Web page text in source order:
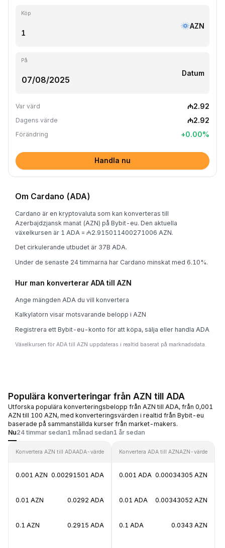
Köp
AZN
På
Datum
Var värd ₼2.92
Dagens värde ₼2.92
Förändring +0.00%
Handla nu
Om Cardano (ADA)
Cardano är en kryptovaluta som kan konverteras till
Azerbajdzjansk manat (AZN) på Bybit-eu. Den aktuella
växelkursen är 1 ADA = ₼2.915011400271006 AZN.
Det cirkulerande utbudet är 37B ADA.
Under de senaste 24 timmarna har Cardano minskat med 6.10%.
Hur man konverterar ADA till AZN
Ange mängden ADA du vill konvertera
Kalkylatorn visar motsvarande belopp i AZN
Registrera ett Bybit-eu-konto för att köpa, sälja eller handla ADA
Växelkursen för ADA till AZN uppdateras i realtid baserat på marknadsdata.
Populära konverteringar från AZN till ADA
Utforska populära konverteringsbelopp från AZN till ADA, från 0,001
AZN till 100 AZN, med konverteringsvärden i realtid från Bybit-eu
baserade på sammanställda kurser från market-makers.
Nu24 timmar sedan1 månad sedan1 år sedan
Konvertera AZN till ADAADA-värde
0.001 AZN 0.00291501 ADA
0.01 AZN 0.0292 ADA
0.1 AZN 0.2915 ADA
Konvertera ADA till AZNAZN-värde
0.001 ADA 0.00034305 AZN
0.01 ADA 0.00343052 AZN
0.1 ADA 0.0343 AZN